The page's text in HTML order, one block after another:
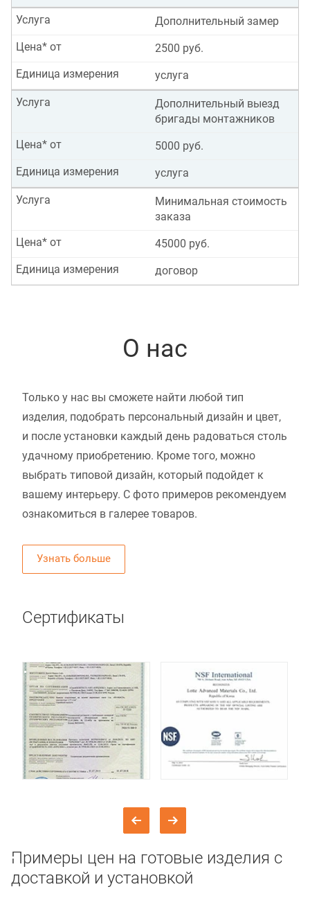
Дополнительный замер
Услуга
2500 руб.
Цена* от
услуга
Единица измерения
Дополнительный выезд
бригады монтажников
Услуга
5000 руб.
Цена* от
услуга
Единица измерения
Минимальная стоимость
заказа
Услуга
45000 руб.
Цена* от
договор
Единица измерения
О нас
Только у нас вы сможете найти любой тип
изделия, подобрать персональный дизайн и цвет,
и после установки каждый день радоваться столь
удачному приобретению. Кроме того, можно
выбрать типовой дизайн, который подойдет к
вашему интерьеру. С фото примеров рекомендуем
ознакомиться в галерее товаров.
Узнать больше
Сертификаты
Примеры цен на готовые изделия с
доставкой и установкой